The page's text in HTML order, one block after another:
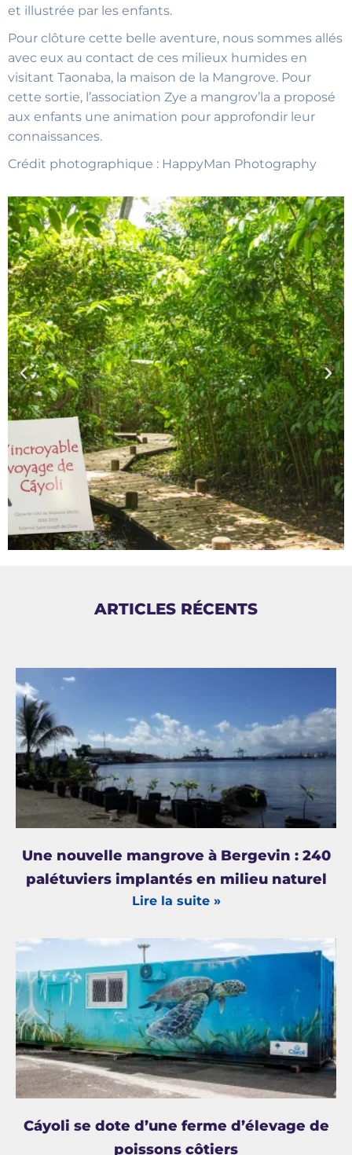
et illustrée par les enfants.
Pour clôture cette belle aventure, nous sommes allés
avec eux au contact de ces milieux humides en
visitant Taonaba, la maison de la Mangrove. Pour
cette sortie, l’association Zye a mangrov’la a proposé
aux enfants une animation pour approfondir leur
connaissances.
Crédit photographique : HappyMan Photography
ARTICLES RÉCENTS
Une nouvelle mangrove à Bergevin : 240
palétuviers implantés en milieu naturel
Lire la suite »
Cáyoli se dote d’une ferme d’élevage de
poissons côtiers